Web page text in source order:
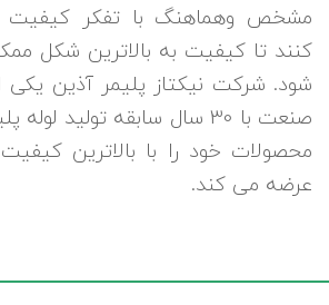
مشخص وهماهنگ با تفکر کیفیت
کنند تا کیفیت به بالاترین شکل
شود. شرکت نیکتاز پلیمر آذین یکی
صنعت با 30 سال سابقه تولید
محصولات خود را با بالاترین کیفیت
عرضه می کند.